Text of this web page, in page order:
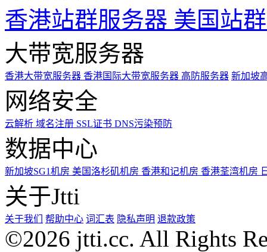
香港站群服务器 美国站
大带宽服务器
香港大带宽服务器 香港国际大带宽服务器 高防服务器 新加坡
网络安全
云解析 域名注册 SSL证书 DNS污染预防
数据中心
新加坡SG1机房 美国洛杉矶机房 香港和记机房 香港荃湾机房
关于Jtti
关于我们 帮助中心 词汇表 隐私声明 退款政策
©2026 jtti.cc. All Rights